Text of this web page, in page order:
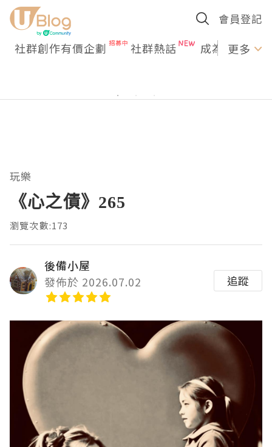
會員登記
社群創作有價企劃 社群熱話 成為U更多
玩樂
《心之債》265
瀏覽次數:173
後備小屋
發佈於 2026.07.02
追蹤